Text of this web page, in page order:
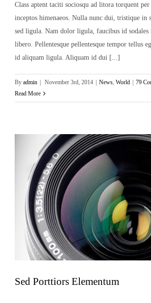
Class aptent taciti sociosqu ad litora torquent
inceptos himenaeos. Nulla nunc dui, tristique in
sed ligula. Nam dolor ligula, faucibus id
libero. Pellentesque pellentesque tempor tellus
id aliquam ligula. Aliquam id dui [...]
By admin November 3rd, 2014 News, World
79
Read More
Sed Porttiors Elementum